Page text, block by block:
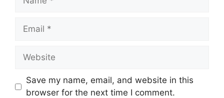
Email
Website
Save my name, email, and website in this
browser for the next time I comment.